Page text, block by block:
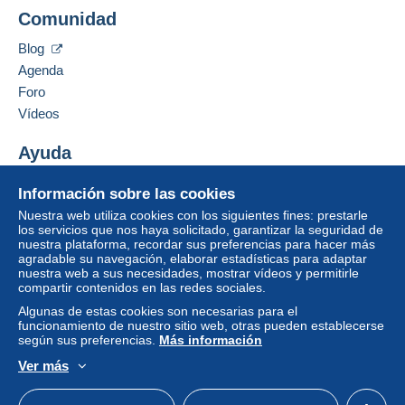
De 251gr a 500gr
7,50 €
De 501gr a 1000gr
9,40 €
De 1001gr a 2000gr
11,20 €
Desde 2001gr
Contactar con el vendedor
Información sobre las cookies
Nuestra web utiliza cookies con los siguientes fines: prestarle
los servicios que nos haya solicitado, garantizar la seguridad de
nuestra plataforma, recordar sus preferencias para hacer más
agradable su navegación, elaborar estadísticas para adaptar
nuestra web a sus necesidades, mostrar vídeos y permitirle
compartir contenidos en las redes sociales.
Algunas de estas cookies son necesarias para el
funcionamiento de nuestro sitio web, otras pueden establecerse
según sus preferencias. Más información
Ver más
Comunidad
Blog
Agenda
Foro
Vídeos
Ayuda
Comprar en Delcampe
Vender en Delcampe
Una página securizada